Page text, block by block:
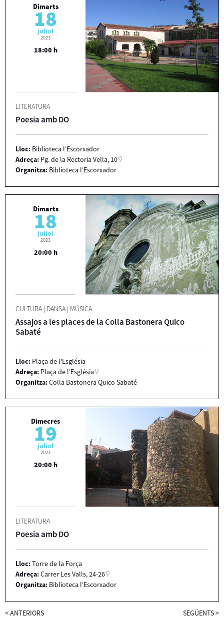
Dimarts
18
juliol
2023
18:00 h
LITERATURA
Poesia amb DO
Lloc: Biblioteca l'Escorxador
Adreça: Pg. de la Rectoria Vella, 10
Organitza: Biblioteca l'Escorxador
Dimarts
18
juliol
2023
20:00 h
CULTURA | DANSA | MÚSICA
Assajos a les places de la Colla Bastonera Quico
Sabaté
Lloc: Plaça de l'Església
Adreça: Plaça de l'Església
Organitza:Colla Bastonera Quico Sabaté
Dimecres
19
juliol
2023
20:00 h
LITERATURA
Poesia amb DO
Lloc:Torre de la Força
Adreça:Carrer Les Valls, 24-26
Organitza: Biblioteca l'Escorxador
<ANTERIORS SEGÜENTS>